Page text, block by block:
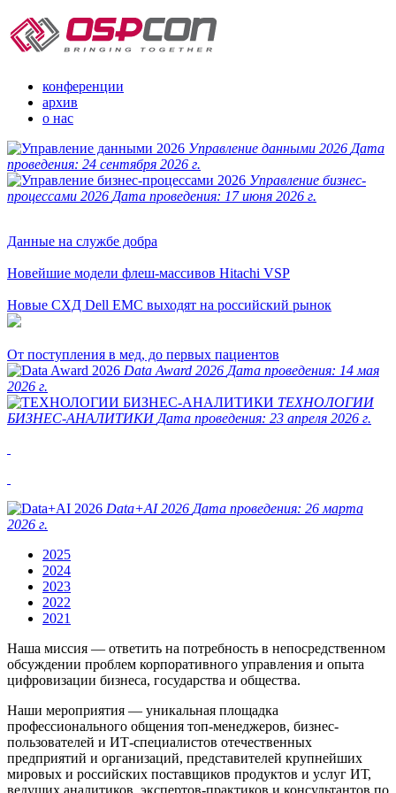
конференции
архив
о нас
Управление данными 2026 Дата
проведения: 24 сентября 2026 г.
Управление бизнес-
процессами 2026 Дата проведения: 17 июня 2026 г.
Данные на службе добра
Новейшие модели флеш-массивов Hitachi VSP
Новые СХД Dell EMC выходят на российский рынок
От поступления в мед, до первых пациентов
Data Award 2026 Дата проведения: 14 мая
2026 г.
ТЕХНОЛОГИИ
БИЗНЕС-АНАЛИТИКИ Дата проведения: 23 апреля 2026 г.
Data+AI 2026 Дата проведения: 26 марта
2026 г.
2025
2024
2023
2022
2021
Наша миссия — ответить на потребность в непосредственном
обсуждении проблем корпоративного управления и опыта
цифровизации бизнеса, государства и общества.
Наши мероприятия — уникальная площадка
профессионального общения топ-менеджеров, бизнес-
пользователей и ИТ-специалистов отечественных
предприятий и организаций, представителей крупнейших
мировых и российских поставщиков продуктов и услуг ИТ,
ведущих аналитиков, экспертов-практиков и консультантов по